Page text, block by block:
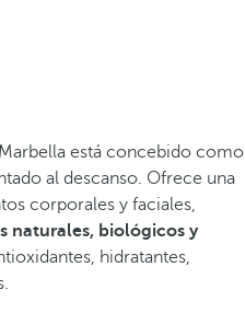
está concebido como
al descanso. Ofrece una
corporales y faciales,
naturales, biológicos y
hidratantes,